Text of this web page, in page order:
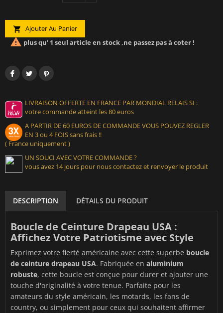
 Ajouter Au Panier
 plus qu' 1 seul article en stock ,ne passez pas à coter !
LIVRAISON OFFERTE EN FRANCE PAR MONDIAL RELAIS SI :
votre commande atteint les 80 euros
A PARTIR DE 60 EUROS DE COMMANDE VOUS POUVEZ REGLER
EN 3 ou 4 FOIS sans frais !!
( France uniquement )
UN SOUCI AVEC VOTRE COMMANDE ?
vous avez 14 jours pour nous contactez et renvoyer le produit
DESCRIPTION DÉTAILS DU PRODUIT
Boucle de Ceinture Drapeau USA :
Affichez Votre Patriotisme avec Style
Exprimez votre fierté américaine avec cette superbe boucle
de ceinture drapeau USA. Fabriquée en aluminium
robuste, cette boucle est conçue pour durer et ajouter une
touche d'originalité à votre tenue. Parfaite pour les
amateurs du style américain, les motards, les fans de
country, ou simplement pour ceux qui souhaitent affirmer